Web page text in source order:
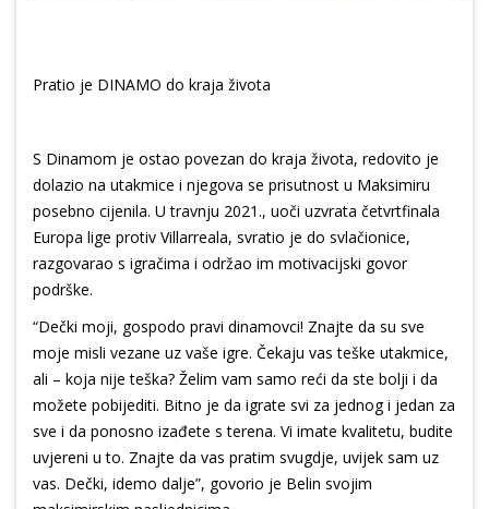
Pratio je DINAMO do kraja života
S Dinamom je ostao povezan do kraja života, redovito je
dolazio na utakmice i njegova se prisutnost u Maksimiru
posebno cijenila. U travnju 2021., uoči uzvrata četvrtfinala
Europa lige protiv Villarreala, svratio je do svlačionice,
razgovarao s igračima i održao im motivacijski govor
podrške.
“Dečki moji, gospodo pravi dinamovci! Znajte da su sve
moje misli vezane uz vaše igre. Čekaju vas teške utakmice,
ali – koja nije teška? Želim vam samo reći da ste bolji i da
možete pobijediti. Bitno je da igrate svi za jednog i jedan za
sve i da ponosno izađete s terena. Vi imate kvalitetu, budite
uvjereni u to. Znajte da vas pratim svugdje, uvijek sam uz
vas. Dečki, idemo dalje”, govorio je Belin svojim